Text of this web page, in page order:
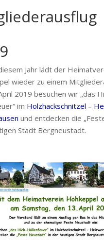
Jahr lädt der
wieder zu einem
2019 besuchen wir „das
im Holzhackschnitzel –
und entdecken die
Stadt Bergneustadt.